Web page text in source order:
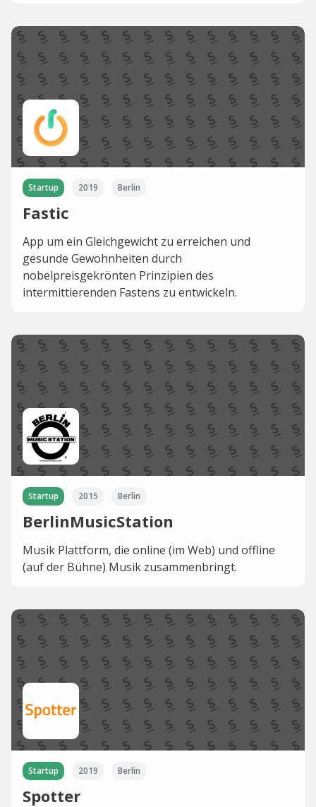
Startup 2019 Berlin
Fastic
App um ein Gleichgewicht zu erreichen und
gesunde Gewohnheiten durch
nobelpreisgekrönten Prinzipien des
intermittierenden Fastens zu entwickeln.
Startup 2015 Berlin
BerlinMusicStation
Musik Plattform, die online (im Web) und offline
(auf der Bühne) Musik zusammenbringt.
Startup 2019 Berlin
Spotter